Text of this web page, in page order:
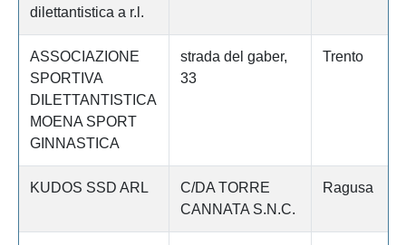
dilettantistica a r.l.
ASSOCIAZIONE
SPORTIVA
DILETTANTISTICA
MOENA SPORT
GINNASTICA
strada del gaber,
33
Trento
KUDOS SSD ARL
C/DA TORRE
CANNATA S.N.C.
Ragusa